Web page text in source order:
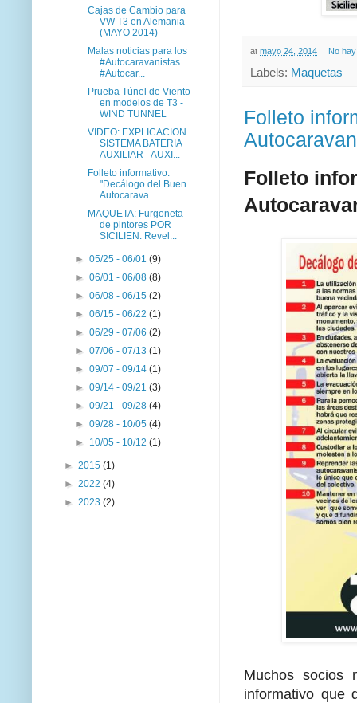
at mayo 24, 2014 No
Labels: Maquetas
Folleto
Folleto
Muchos socios
informativo que
Cajas de Cambio para
VW T3 en Alemania
(MAYO 2014)
Malas noticias para los
#Autocaravanistas
#Autocar...
Prueba Túnel de Viento
en modelos de T3 -
WIND TUNNEL
VIDEO: EXPLICACION
SISTEMA BATERIA
AUXILIAR - AUXI...
Folleto informativo:
"Decálogo del Buen
Autocarava...
MAQUETA: Furgoneta
de pintores POR
SICILIEN. Revel...
►05/25 - 06/01(9)
►06/01 - 06/08(8)
►06/08 - 06/15(2)
►06/15 - 06/22(1)
►06/29 - 07/06(2)
►07/06 - 07/13(1)
►09/07 - 09/14(1)
►09/14 - 09/21(3)
►09/21 - 09/28(4)
►09/28 - 10/05(4)
► 10/05 - 10/12(1)
► 2015 (1)
► 2022 (4)
► 2023 (2)